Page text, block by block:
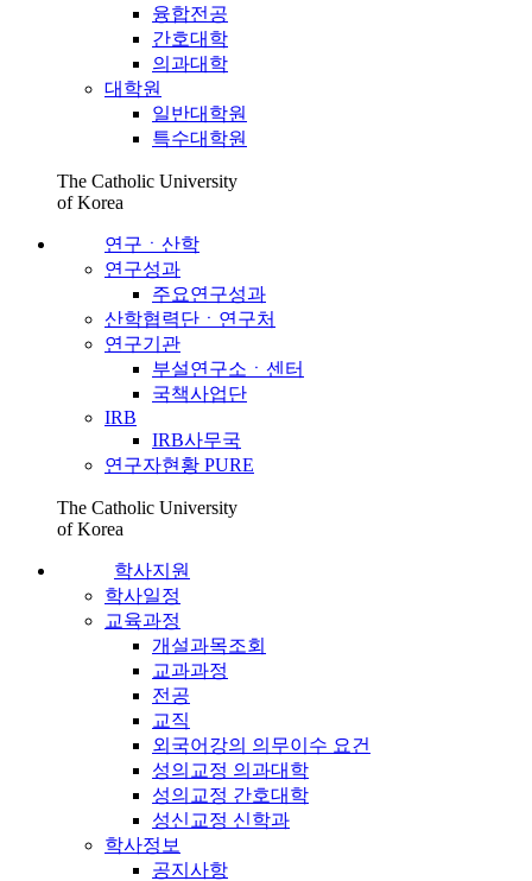
융합전공
간호대학
의과대학
대학원
일반대학원
특수대학원
The Catholic University
of Korea
연구ㆍ산학
연구성과
주요연구성과
산학협력단ㆍ연구처
연구기관
부설연구소ㆍ센터
국책사업단
IRB
IRB사무국
연구자현황 PURE
The Catholic University
of Korea
학사지원
학사일정
교육과정
개설과목조회
교과과정
전공
교직
외국어강의 의무이수 요건
성의교정 의과대학
성의교정 간호대학
성신교정 신학과
학사정보
공지사항